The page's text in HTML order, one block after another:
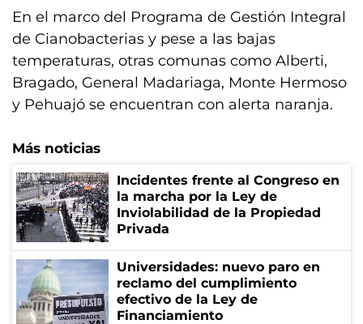
En el marco del Programa de Gestión Integral
de Cianobacterias y pese a las bajas
temperaturas, otras comunas como Alberti,
Bragado, General Madariaga, Monte Hermoso
y Pehuajó se encuentran con alerta naranja.
Más noticias
Incidentes frente al Congreso en
la marcha por la Ley de
Inviolabilidad de la Propiedad
Privada
Universidades: nuevo paro en
reclamo del cumplimiento
efectivo de la Ley de
Financiamiento